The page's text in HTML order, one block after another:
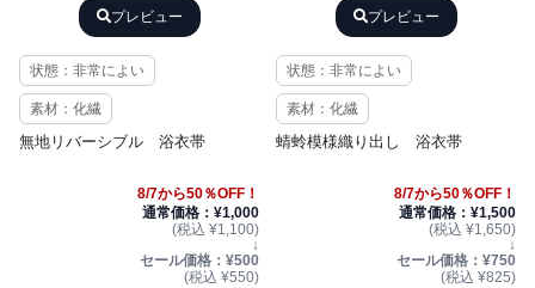
プレビュー
状態：非常によい
素材：化繊
無地リバーシブル 浴衣帯
8/7から50％OFF！
通常価格：¥1,000
(税込 ¥1,100)
↓
セール価格：¥500
(税込 ¥550)
プレビュー
状態：非常によい
素材：化繊
蜻蛉模様織り出し 浴衣帯
8/7から50％OFF！
通常価格：¥1,500
(税込 ¥1,650)
↓
セール価格：¥750
(税込 ¥825)